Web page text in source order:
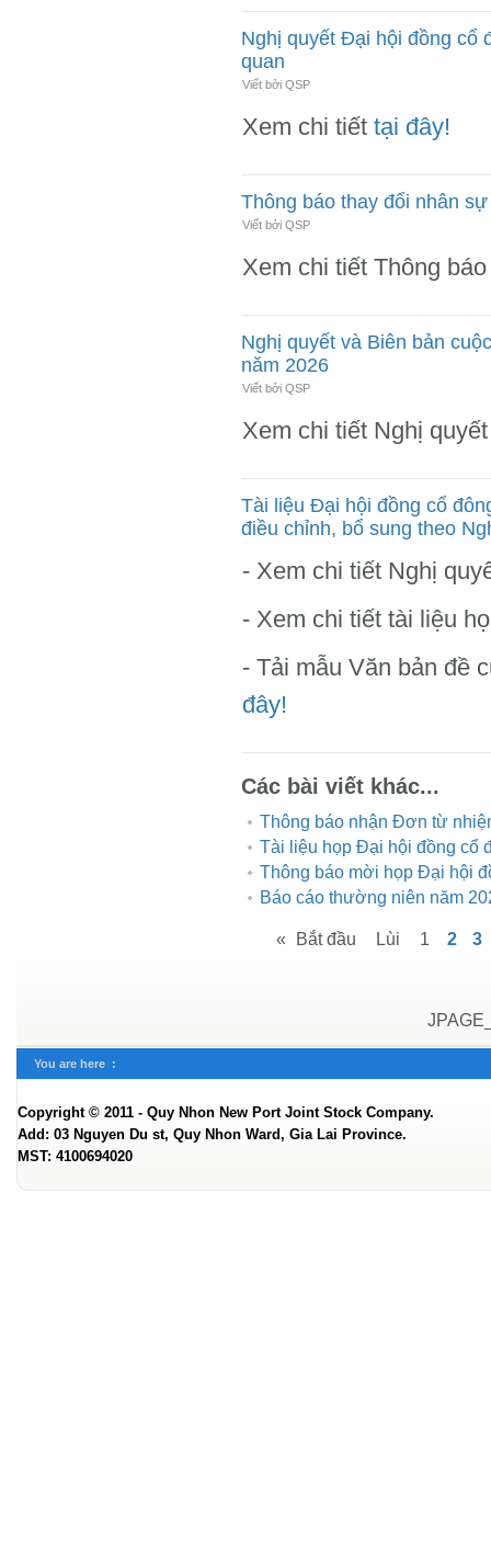
Nghị quyết Đại hội đồng cổ
quan
Viết bởi QSP
Xem chi tiết tại đây!
Thông báo thay đổi nhân sự
Viết bởi QSP
Xem chi tiết Thông
Nghị quyết và Biên bản
năm 2026
Viết bởi QSP
Xem chi tiết Nghị
Tài liệu Đại hội đồng cổ
điều chỉnh, bổ sung theo
- Xem chi tiết Nghị
- Xem chi tiết tài liệu
- Tải mẫu Văn bản đề
đây!
Các bài viết khác...
Thông báo nhận Đơn từ
Tài liệu họp Đại hội đồng cổ
Thông báo mời họp Đại hội
Báo cáo thường niên năm
« Bắt đầu Lùi 1 2 3
You are here :
Copyright © 2011 - Quy Nhon New Port Joint Stock Company.
Add: 03 Nguyen Du st, Quy Nhon Ward, Gia Lai Province.
MST: 4100694020